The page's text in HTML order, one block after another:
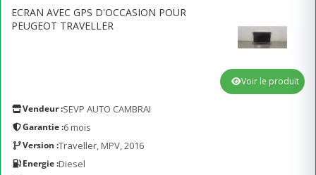
ECRAN AVEC GPS D'OCCASION POUR
PEUGEOT TRAVELLER
Vendeur :SEVP AUTO CAMBRAI
Garantie :6 mois
Version :Traveller, MPV, 2016
Energie :Diesel
Voir le produit